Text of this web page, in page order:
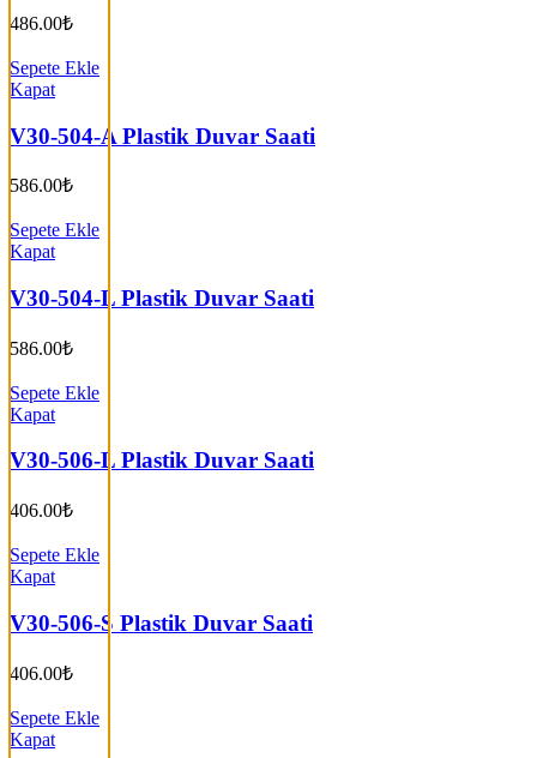
486.00₺
Sepete Ekle
Kapat
V30-504-A Plastik Duvar Saati
586.00₺
Sepete Ekle
Kapat
V30-504-L Plastik Duvar Saati
586.00₺
Sepete Ekle
Kapat
V30-506-L Plastik Duvar Saati
406.00₺
Sepete Ekle
Kapat
V30-506-S Plastik Duvar Saati
406.00₺
Sepete Ekle
Kapat